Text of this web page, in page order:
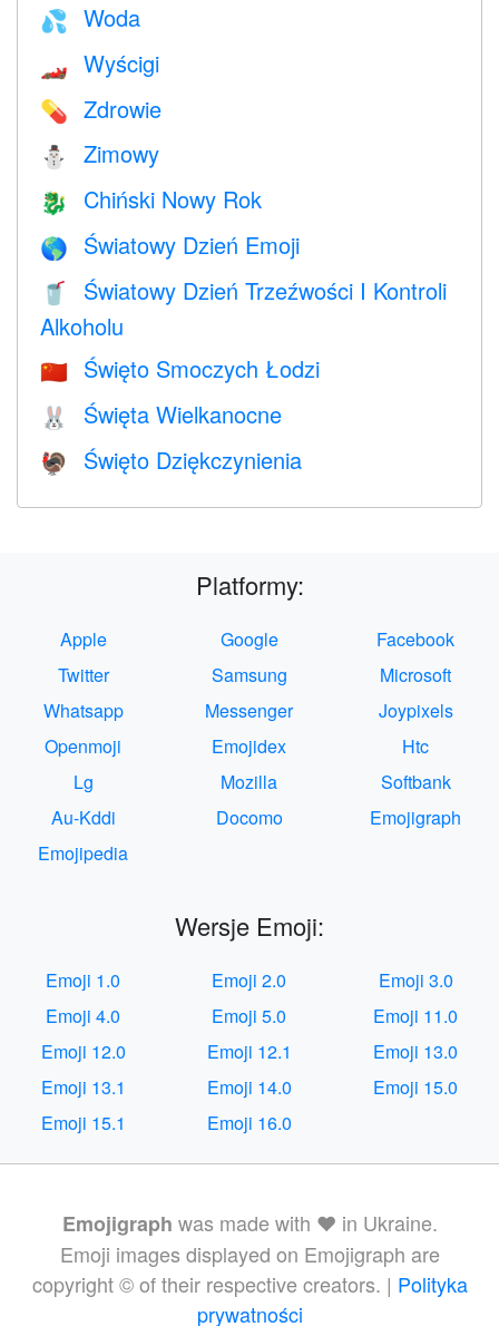
💦 Woda
🏎 Wyścigi
💊 Zdrowie
⛄ Zimowy
🐉 Chiński Nowy Rok
🌎 Światowy Dzień Emoji
🥤
Światowy Dzień Trzeźwości I Kontroli
Alkoholu
🇨🇳 Święto Smoczych Łodzi
🐰 Święta Wielkanocne
🦃 Święto Dziękczynienia
Platformy:
Apple Google
Facebook
Twitter
Samsung
Microsoft
Whatsapp
Messenger
Joypixels
Openmoji
Emojidex
Htc
Lg
Mozilla
Softbank
Au-Kddi
Docomo
Emojigraph
Emojipedia
Wersje Emoji:
Emoji 1.0 Emoji 2.0
Emoji 3.0
Emoji 4.0
Emoji 5.0
Emoji 11.0
Emoji 12.0
Emoji 12.1
Emoji 13.0
Emoji 13.1
Emoji 14.0
Emoji 15.0
Emoji 15.1
Emoji 16.0
Emojigraph was made with ❤️ in Ukraine.
Emoji images displayed on Emojigraph are
copyright © of their respective creators. | Polityka
prywatności